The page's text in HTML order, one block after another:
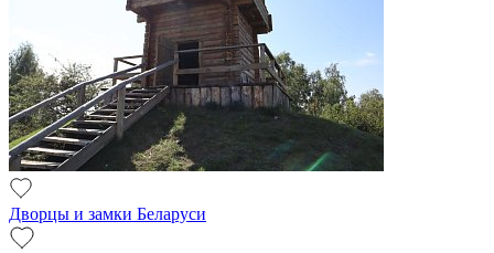
Дворцы и замки Беларуси